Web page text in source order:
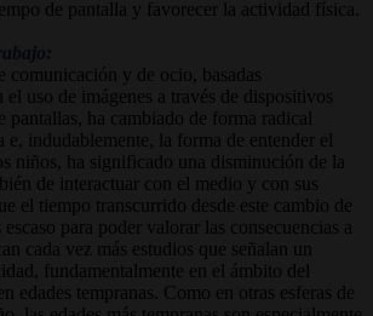
de pantalla y favorecer la actividad física.
comunicación y de ocio, basadas
el uso de imágenes a través de dispositivos
pantallas, ha cambiado de forma radical
e, indudablemente, la forma de entender el
niños, ha significado una disminución de la
de interactuar con el medio y con sus
el tiempo transcurrido desde este cambio de
para poder valorar las consecuencias a
cada vez más estudios que señalan un
fundamentalmente en el ámbito del
edades tempranas. Como en otras esferas de